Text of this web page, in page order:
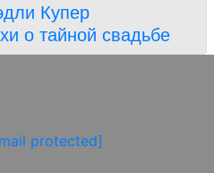
Купер
о тайной свадьбе
protected]